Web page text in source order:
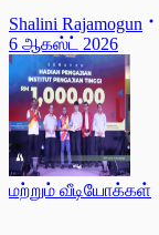
Shalini Rajamogun
6 ஆகஸ்ட் 2026
மற்றும் வீடியோக்கள்